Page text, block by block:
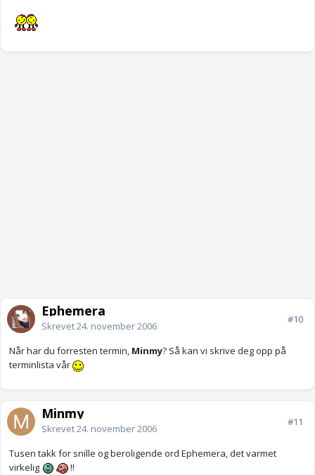
Ephemera
Skrevet24. november 2006
#10
Når har du forresten termin, Minmy? Så kan vi skrive deg opp på
terminlista vår
Minmy
Skrevet24. november 2006
#11
Tusen takk for snille og beroligende ord Ephemera, det varmet
virkelig
!!